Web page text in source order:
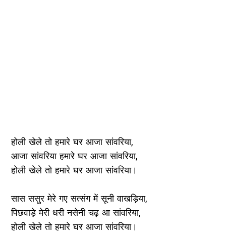
होली खेले तो हमारे घर आजा सांवरिया,
आजा सांवरिया हमारे घर आजा सांवरिया,
होली खेले तो हमारे घर आजा सांवरिया।
सास ससुर मेरे गए सत्संग में सूनी वाखड़िया,
पिछवाड़े मेरी धरी नसेनी चढ़ आ सांवरिया,
होली खेले तो हमारे घर आजा सांवरिया।